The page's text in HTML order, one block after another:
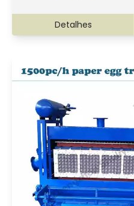
Detalhes